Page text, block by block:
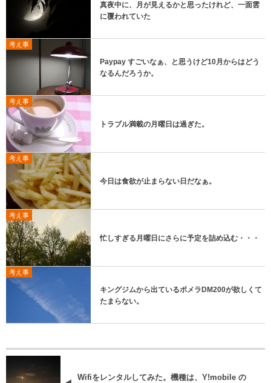
真夜中に、月が見えるかと思ったけれど、一面雲
に覆われていた
考え事
Paypay すごいなぁ、と思うけど10月からはどう
なるんだろうか。
考え事
トラブル満載の月曜日は過ぎた。
考え事
今日は食欲が止まらない日だなぁ。
考え事
忙しすぎる月曜日にさらに予定を詰め込む・・・
考え事
キングジムから出ているポメラDM200が欲しくて
たまらない。
Wifiをレンタルしてみた。機種は、Y!mobile の